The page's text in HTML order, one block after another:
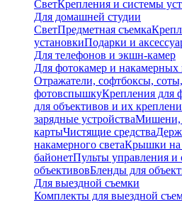
СветКрепления и системы
Для домашней студии
СветПредметная съемка
установкиПодарки и
Для телефонов и экшн-камер
Для фотокамер и
Отражатели, софтбоксы,
фотовспышкуКрепления для
для объективов и их
зарядные устройстваМишени,
картыЧистящие средства
накамерного светаКрышки на
байонетПульты управления и
объективовБленды для
Для выездной съемки
Комплекты для выездной